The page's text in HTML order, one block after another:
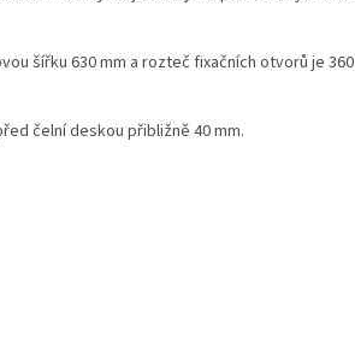
šířku 630 mm a rozteč fixačních otvorů je 360
čelní deskou přibližně 40 mm.